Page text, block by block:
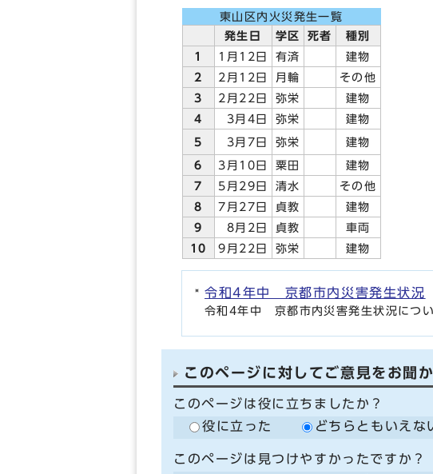
東山区内火災発生一覧
発生日
学区 死者
種別
1
1月12日 有済
建物
2
2月12日 月輪
その他
3
2月22日 弥栄
建物
4
3月4日 弥栄
建物
5
3月7日 弥栄
建物
6
3月10日 粟田
建物
7
5月29日 清水
その他
8
7月27日 貞教
建物
9
8月2日 貞教
車両
10
9月22日 弥栄 建物
令和4年中 京都市内災害発生状況
令和4年中 京都市内災害発生状況につ
このページに対してご意見をお聞
このページは役に立ちましたか？
役に立った
どちらともいえな
このページは見つけやすかったですか？